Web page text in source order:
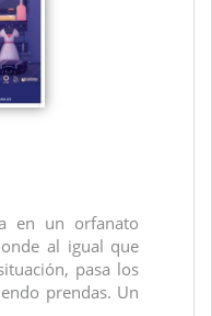
en un orfanato
al igual que
pasa los
prendas. Un